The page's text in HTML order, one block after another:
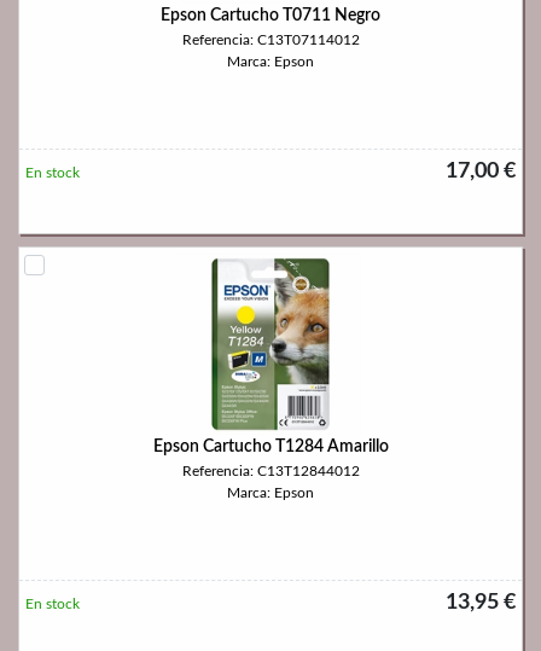
Epson Cartucho T0711 Negro
Referencia: C13T07114012
Marca: Epson
17,00 €
En stock
Epson Cartucho T1284 Amarillo
Referencia: C13T12844012
Marca: Epson
13,95 €
En stock